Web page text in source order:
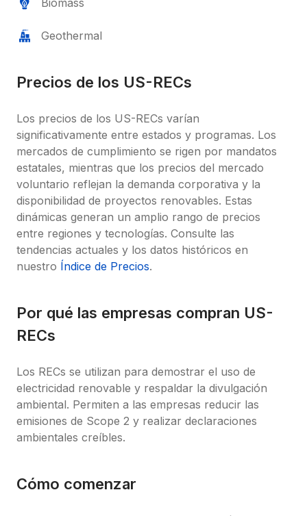
Geothermal
Precios de los US-RECs
Los precios de los US-RECs varían
significativamente entre estados y programas. Los
mercados de cumplimiento se rigen por mandatos
estatales, mientras que los precios del mercado
voluntario reflejan la demanda corporativa y la
disponibilidad de proyectos renovables. Estas
dinámicas generan un amplio rango de precios
entre regiones y tecnologías. Consulte las
tendencias actuales y los datos históricos en
nuestro Índice de Precios.
Por qué las empresas compran US-
RECs
Los RECs se utilizan para demostrar el uso de
electricidad renovable y respaldar la divulgación
ambiental. Permiten a las empresas reducir las
emisiones de Scope 2 y realizar declaraciones
ambientales creíbles.
Cómo comenzar